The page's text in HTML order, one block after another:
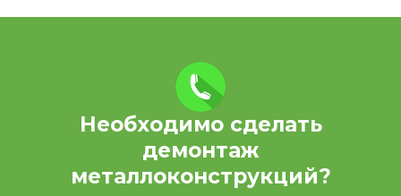
Необходимо сделать
демонтаж
металлоконструкций?